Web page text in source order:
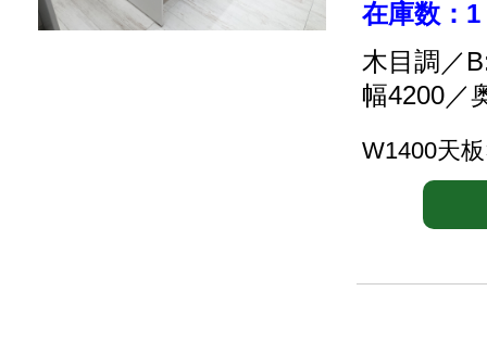
在庫数：1
木目調／
幅4200／
W1400天